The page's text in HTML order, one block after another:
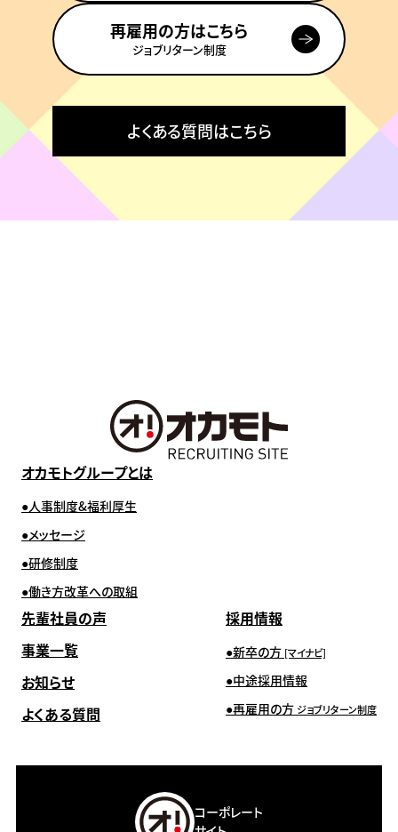
再雇用の方はこちら
ジョブリターン制度
よくある質問はこちら
オカモトグループとは
人事制度&福利厚生
メッセージ
研修制度
働き方改革への取組
先輩社員の声
事業一覧
お知らせ
よくある質問
採用情報
新卒の方 [マイナビ]
中途採用情報
再雇用の方 ジョブリターン制度
コーポレート